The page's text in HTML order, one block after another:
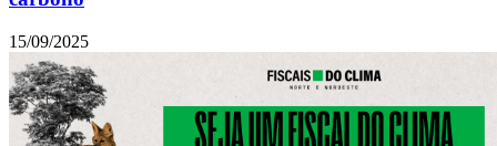
15/09/2025